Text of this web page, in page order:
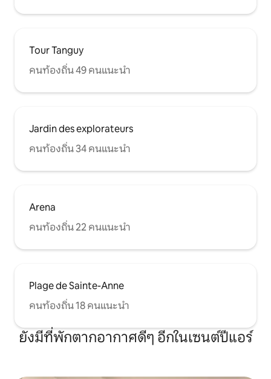
Tour Tanguy
คนท้องถิ่น 49 คนแนะนำ
Jardin des explorateurs
คนท้องถิ่น 34 คนแนะนำ
Arena
คนท้องถิ่น 22 คนแนะนำ
Plage de Sainte-Anne
คนท้องถิ่น 18 คนแนะนำ
ยังมีที่พักตากอากาศดีๆ อีกในเซนต์ปีแอร์